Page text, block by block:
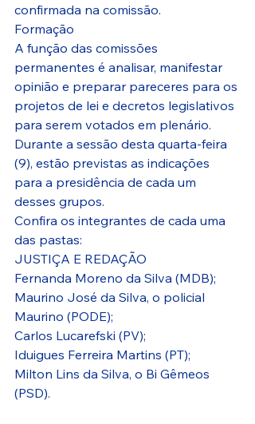
confirmada na comissão.
Formação
A função das comissões
permanentes é analisar, manifestar
opinião e preparar pareceres para os
projetos de lei e decretos legislativos
para serem votados em plenário.
Durante a sessão desta quarta-feira
(9), estão previstas as indicações
para a presidência de cada um
desses grupos.
Confira os integrantes de cada uma
das pastas:
JUSTIÇA E REDAÇÃO
Fernanda Moreno da Silva (MDB);
Maurino José da Silva, o policial
Maurino (PODE);
Carlos Lucarefski (PV);
Iduigues Ferreira Martins (PT);
Milton Lins da Silva, o Bi Gêmeos
(PSD).